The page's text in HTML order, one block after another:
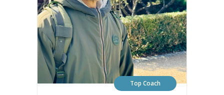
Top Coach